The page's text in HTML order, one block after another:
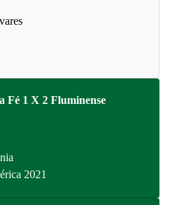
Fé 1 X 2 Fluminense
2021